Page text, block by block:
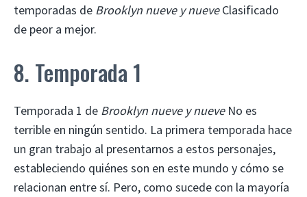
temporadas de Brooklyn nueve y nueveClasificado
de peor a mejor.
8. Temporada 1
Temporada 1 de Brooklyn nueve y nueve No es
terrible en ningún sentido. La primera temporada hace
un gran trabajo al presentarnos a estos personajes,
estableciendo quiénes son en este mundo y cómo se
relacionan entre sí. Pero, como sucede con la mayoría